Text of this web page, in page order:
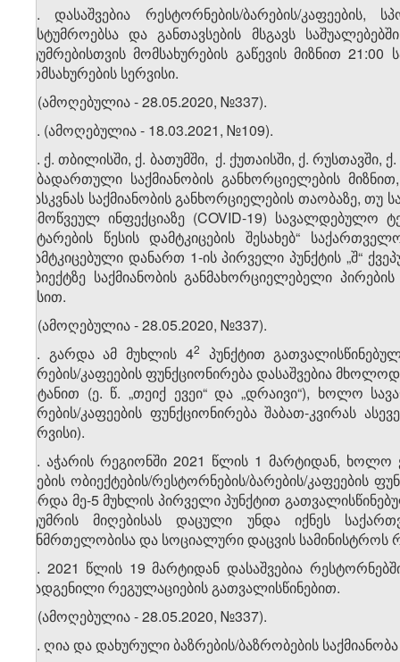
. დასაშვებია რესტორნების/ბარების/
სასტუმროებსა და განთავსების მსგავს
სტუმრებისთვის მომსახურების გაწევის მიზნით
მომსახურების სერვისი.
3. (ამოღებულია - 28.05.2020, №337).
. (ამოღებულია - 18.03.2021, №109).
. ქ. თბილისში, ქ. ბათუმში, ქ. ქუთაისში, ქ.
ნებადართული საქმიანობის განხორციელების
დასკვნას საქმიანობის განხორციელების თაობაზე,
გამოწვეულ ინფექციაზე (COVID-19)
ჩატარების წესის დამტკიცების შესახებ“
დამტკიცებული დანართ 1-ის პირველი პუნქტის „შ“
ობიექტზე საქმიანობის განმახორციელებელი
წესით.
4. (ამოღებულია - 28.05.2020, №337).
. გარდა ამ მუხლის 4​​2
პუნქტით
ბარების/კაფეების ფუნქციონირება დასაშვებია
გატანით (ე. წ. „თეიქ ევეი“ და „დრაივი“), ხოლო
ბარების/კაფეების ფუნქციონირება შაბათ-კვირას
სერვისი).
. აჭარის რეგიონში 2021 წლის 1 მარტიდან, ხოლო
კვების ობიექტების/რესტორნების/ბარების/
გარდა მე-5 მუხლის პირველი პუნქტით
სტუმრის მიღებისას დაცული უნდა იქნეს
ჯანმრთელობისა და სოციალური დაცვის სამინისტროს
. 2021 წლის 19 მარტიდან დასაშვებია
დადგენილი რეგულაციების გათვალისწინებით.
5. (ამოღებულია - 28.05.2020, №337).
. ღია და დახურული ბაზრების/ბაზრობების